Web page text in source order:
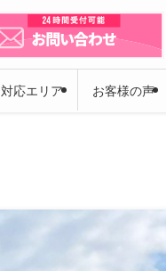
対応エリア お客様の声